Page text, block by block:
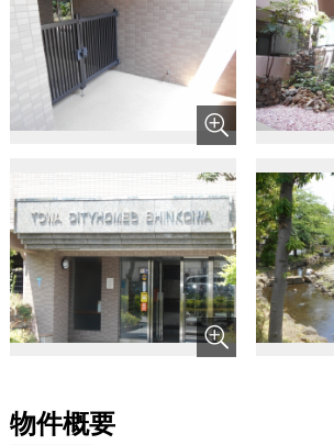
物件概要